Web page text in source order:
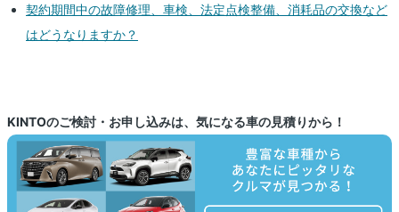
契約期間中の故障修理、車検、法定点検整備、消耗品の交換など
はどうなりますか？
KINTOのご検討・お申し込みは、気になる車の見積りから！